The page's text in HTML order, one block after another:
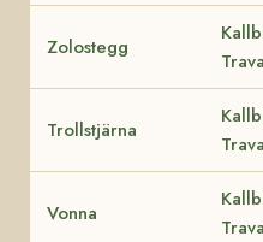
Zolostegg
Trollstjärna
Vonna